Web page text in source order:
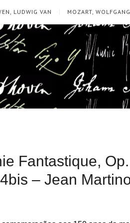
LUDWIG VAN MOZART,
Fantastique,
– Jean